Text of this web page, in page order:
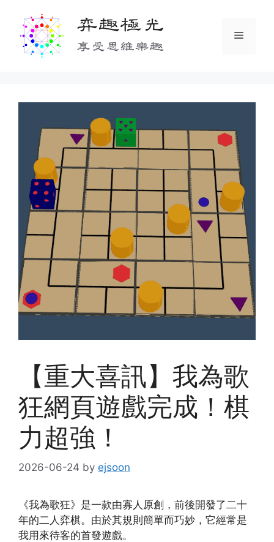
content
弈趣極光
享受思維樂趣
Menu
【重大喜訊】我為歌
狂網頁遊戲完成！棋
力超強！
2026-06-24 by ejsoon
《我為歌狂》是一款由寡人原創，前後開發了二十
年的二人弈棋。由於其規則簡單而巧妙，它經常是
我用來待客的首發遊戲。